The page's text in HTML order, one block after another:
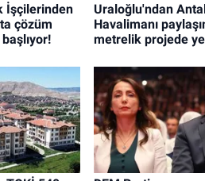
İşçilerinden
çözüm
Uraloğlu'ndan
Havalimanı
metrelik projede